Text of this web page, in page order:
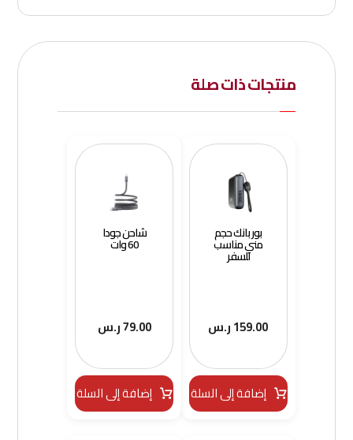
منتجات ذات صلة
بور بانك حجم
مني مناسب
للسفر
159.00ر.س
إضافة إلى السلة
شاحن جودا
60 وات
79.00ر.س
إضافة إلى السلة